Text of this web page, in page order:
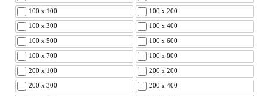
100 x 100 100 x 200
100 x 300 100 x 400
100 x 500 100 x 600
100 x 700 100 x 800
200 x 100 200 x 200
200 x 300 200 x 400